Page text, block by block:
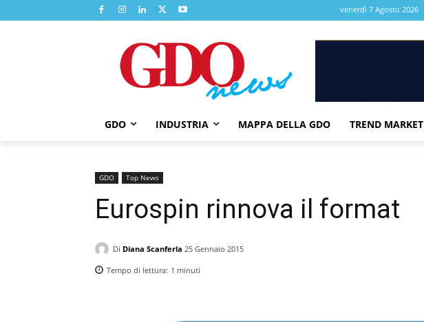
venerdì 7 Agosto 2026
GDO INDUSTRIA MAPPA DELLA GDO TREND MARKET
GDO Top News
Eurospin rinnova il format
Di Diana Scanferla 25 Gennaio 2015
Tempo di lettura: 1 minuti